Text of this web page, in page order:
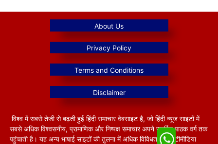
विश्व में सबसे तेजी से बढ़ती हुई हिंदी समाचार वेबसाइट है, जो हिंदी न्यूज साइटों में
सबसे अधिक विश्वसनीय, प्रामाणिक और निष्पक्ष समाचार अपने समर्पित पाठक वर्ग तक
पहुंचाती है। यह अन्य भाषाई साइटों की तुलना में अधिक विविधतापूर्ण मल्टीमीडिया